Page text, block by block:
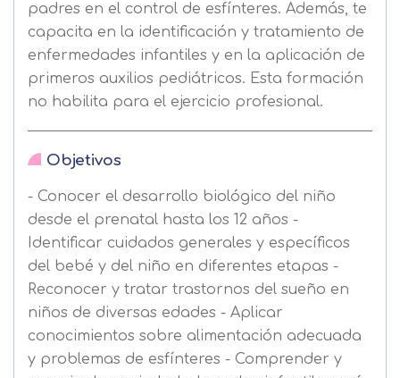
padres en el control de esfínteres. Además, te
capacita en la identificación y tratamiento de
enfermedades infantiles y en la aplicación de
primeros auxilios pediátricos. Esta formación
no habilita para el ejercicio profesional.
Objetivos
- Conocer el desarrollo biológico del niño
desde el prenatal hasta los 12 años -
Identificar cuidados generales y específicos
del bebé y del niño en diferentes etapas -
Reconocer y tratar trastornos del sueño en
niños de diversas edades - Aplicar
conocimientos sobre alimentación adecuada
y problemas de esfínteres - Comprender y